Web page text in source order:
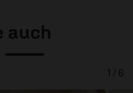
auch
1 / 6